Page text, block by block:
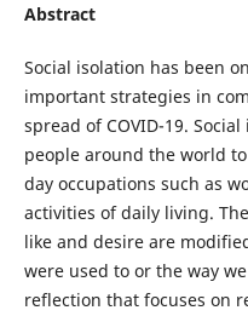
Abstract
Social isolation has been
important strategies in
spread of COVID-19.
people around the world
day occupations such as
activities of daily living.
like and desire are
were used to or the way
reflection that focuses on